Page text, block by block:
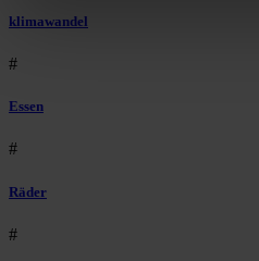
klimawandel
#
Essen
#
Räder
#